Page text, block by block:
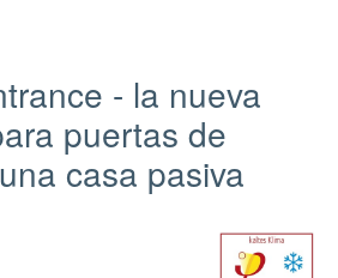
- la nueva
puertas de
casa pasiva